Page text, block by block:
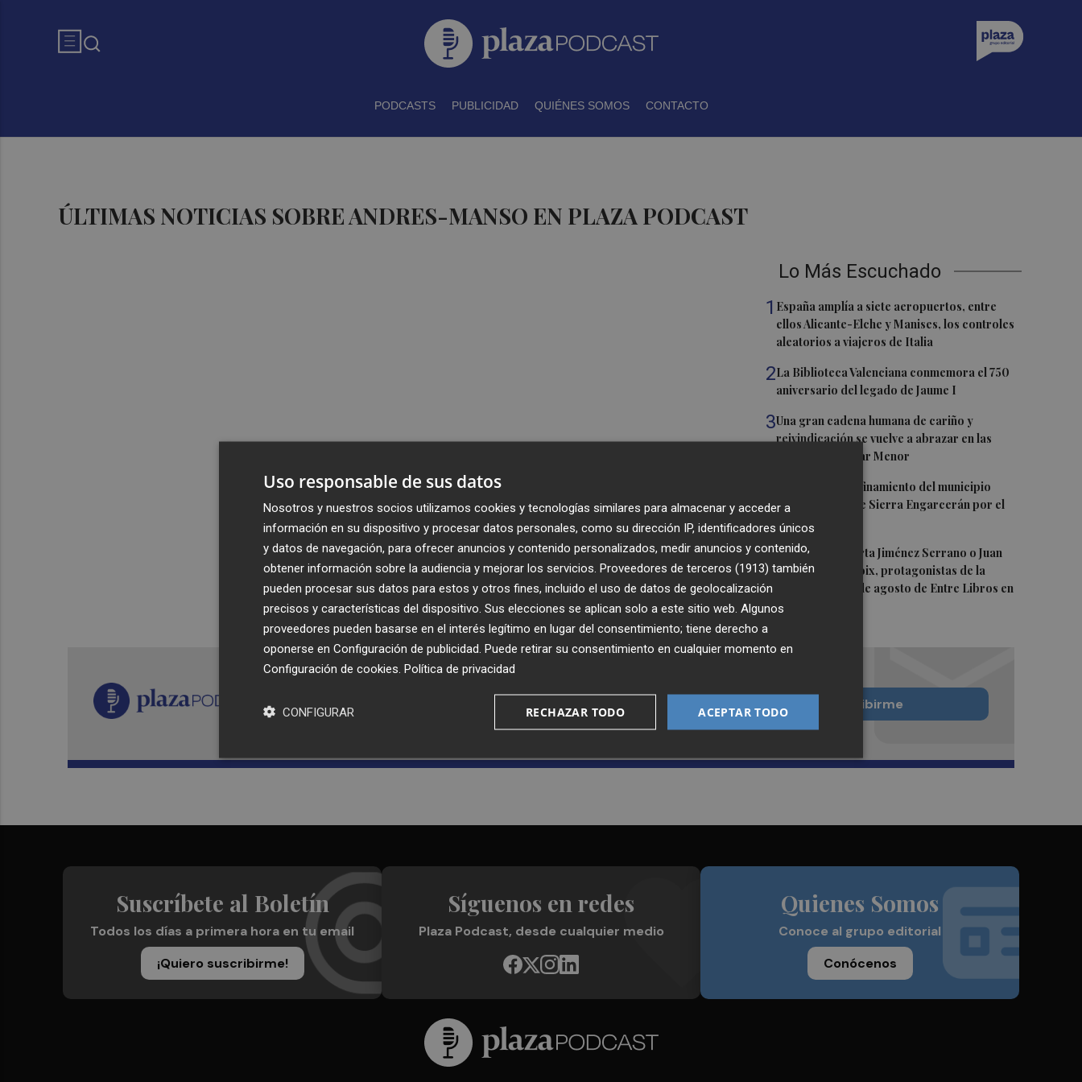
PODCASTS PUBLICIDAD QUIÉNES SOMOS CONTACTO
ÚLTIMAS NOTICIAS SOBRE ANDRES-MANSO EN PLAZA PODCAST
Lo Más Escuchado
1 España amplía a siete aeropuertos, entre
ellos Alicante-Elche y Manises, los controles
aleatorios a viajeros de Italia
2La Biblioteca Valenciana conmemora el 750
aniversario del legado de Jaume I
3Una gran cadena humana de cariño y
reivindicación se vuelve a abrazar en las
playas por el Mar Menor
Levantan el confinamiento del municipio
castellonense de Sierra Engarcerán por el
incendio
5Juan Tallón, Marta Jiménez Serrano o Juan
Evaristo Valls Boix, protagonistas de la
programación de agosto de Entre Libros en
Benicàssim
Recibe toda la actualidad de
Plaza Podcast en tu correo
Quiero suscribirme
Suscríbete al Boletín
Todos los días a primera hora en tu email
¡Quiero suscribirme!
Síguenos en redes
Plaza Podcast, desde cualquier medio
Quienes Somos
Conoce al grupo editorial
Conócenos
Uso responsable de sus datos
Nosotros y nuestros socios utilizamos cookies y tecnologías similares para almacenar y acceder a
información en su dispositivo y procesar datos personales, como su dirección IP, identificadores únicos
y datos de navegación, para ofrecer anuncios y contenido personalizados, medir anuncios y contenido,
obtener información sobre la audiencia y mejorar los servicios. Proveedores de terceros (1913) también
pueden procesar sus datos para estos y otros fines, incluido el uso de datos de geolocalización
precisos y características del dispositivo. Sus elecciones se aplican solo a este sitio web. Algunos
proveedores pueden basarse en el interés legítimo en lugar del consentimiento; tiene derecho a
oponerse en Configuración de publicidad . Puede retirar su consentimiento en cualquier momento en
Configuración de cookies Política de privacidad
ACEPTAR TODO
RECHAZAR TODO
CONFIGURAR